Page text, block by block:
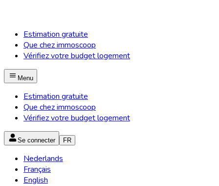
Estimation gratuite
Que chez immoscoop
Vérifiez votre budget logement
Menu
Estimation gratuite
Que chez immoscoop
Vérifiez votre budget logement
Se connecter FR
Nederlands
Français
English